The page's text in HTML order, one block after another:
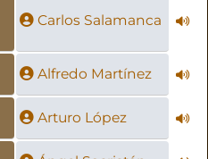
Carlos Salamanca
Alfredo Martínez
Arturo López